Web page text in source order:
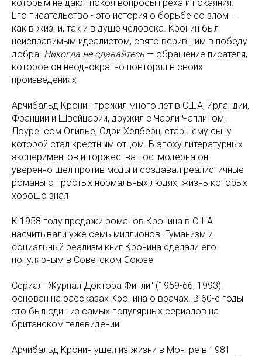
которым не дают покоя вопросы греха и покаяния.
Его писательство - это история о борьбе со злом —
как в жизни, так и в душе человека. Кронин был
неисправимым идеалистом, свято верившим в победу
добра. Никогда не сдавайтесь — обращение писателя,
которое он неоднократно повторял в своих
произведениях
Арчибальд Кронин прожил много лет в США, Ирландии,
Франции и Швейцарии, дружил с Чарли Чаплином,
Лоуренсом Оливье, Одри Хепберн, старшему сыну
которой стал крестным отцом. В эпоху литературных
экспериментов и торжества постмодерна он
уверенно шел против моды и создавал реалистичные
романы о простых нормальных людях, жизнь которых
хорошо знал
К 1958 году продажи романов Кронина в США
насчитывали уже семь миллионов. Гуманизм и
социальный реализм книг Кронина сделали его
популярным в Советском Союзе
Сериал "Журнал Доктора Финли" (1959-66; 1993)
основан на рассказах Кронина о врачах. В 60-е годы
это был один из самых популярных сериалов на
британском телевидении
Арчибальд Кронин ушел из жизни в Монтре в 1981